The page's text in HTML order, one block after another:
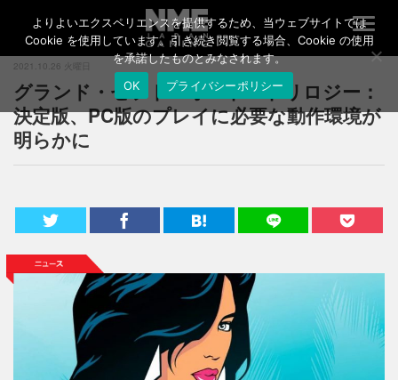
T
o
g
e
n
a
n
2021.10.26 火曜日
グランド・セフト・オート：トリロジー：
決定版、PC版のプレイに必要な動作環境が
明らかに
よりよいエクスペリエンスを提供するため、当ウェブサイトでは
Cookie を使用しています。引き続き閲覧する場合、Cookie の使用
を承諾したものとみなされます。
OK
プライバシーポリシー